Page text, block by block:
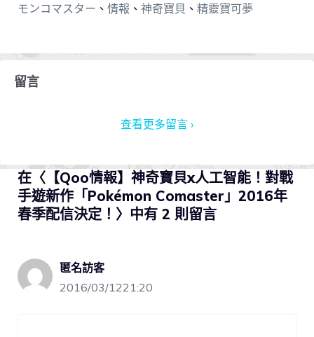
モンコマスター 、 情報 、 神奇寶貝 、 精靈寶可夢
留言
查看更多留言 ›
在〈【Qoo情報】神奇寶貝x人工智能！對戰
手遊新作「Pokémon Comaster」2016年
春季配信決定！〉中有 2 則留言
匿名訪客
2016/03/1221:20